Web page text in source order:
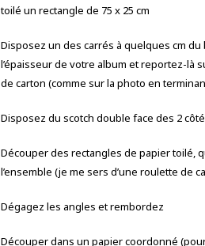
toilé un rectangle de 75 x 25 cm
Disposez un des carrés à quelques cm
l’épaisseur de votre album et reportez-là
de carton (comme sur la photo en
Disposez du scotch double face des 2
Découper des rectangles de papier toilé,
l’ensemble (je me sers d’une roulette de
Dégagez les angles et rembordez
Découper dans un papier coordonné